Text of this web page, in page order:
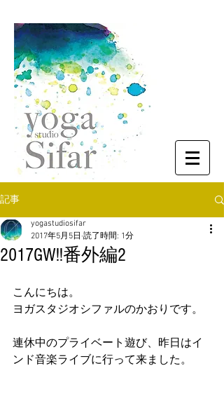
記事
2017GW!!番外編2
yogastudiosifar
2017年5月5日 読了時間: 1分
こんにちは。
ヨガスタジオシファルのかおりです。
連休中のプライベート遊び、昨日はイ
ンド音楽ライブに行って来ました。